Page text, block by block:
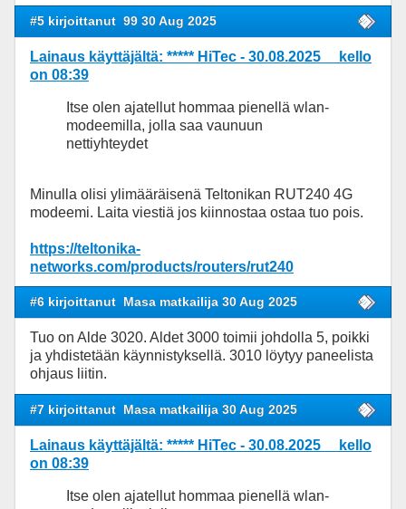
#5 kirjoittanut 99 30 Aug 2025
Lainaus käyttäjältä: ***** HiTec - 30.08.2025 kello
on 08:39
Itse olen ajatellut hommaa pienellä wlan-
modeemilla, jolla saa vaunuun
nettiyhteydet
Minulla olisi ylimääräisenä Teltonikan RUT240 4G
modeemi. Laita viestiä jos kiinnostaa ostaa tuo pois.
https://teltonika-
networks.com/products/routers/rut240
#6 kirjoittanut Masa matkailija 30 Aug 2025
Tuo on Alde 3020. Aldet 3000 toimii johdolla 5, poikki
ja yhdistetään käynnistyksellä. 3010 löytyy paneelista
ohjaus liitin.
#7 kirjoittanut Masa matkailija 30 Aug 2025
Lainaus käyttäjältä: ***** HiTec - 30.08.2025 kello
on 08:39
Itse olen ajatellut hommaa pienellä wlan-